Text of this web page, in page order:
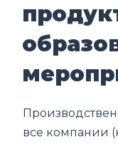
все компании